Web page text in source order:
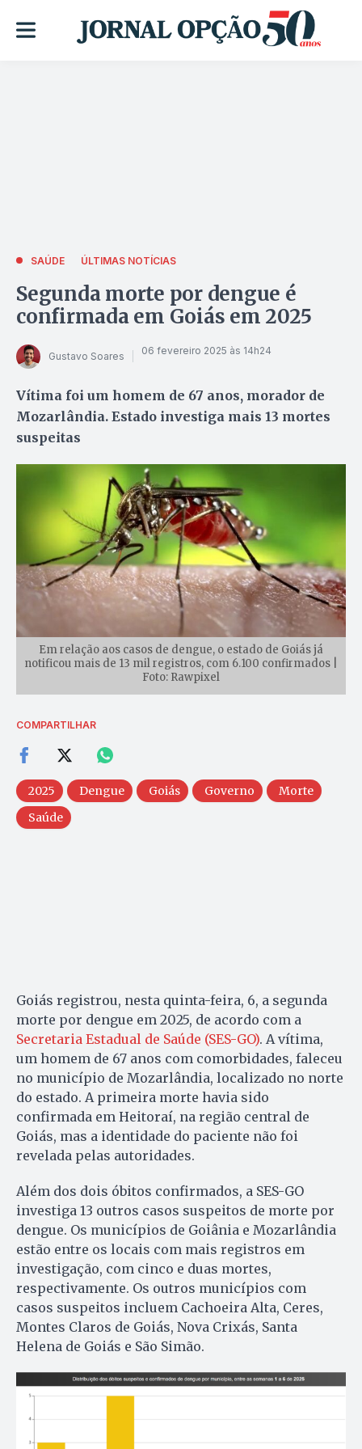
SAÚDE ÚLTIMAS NOTÍCIAS
Segunda morte por dengue é
confirmada em Goiás em 2025
Gustavo Soares 06 fevereiro 2025 às 14h24
Vítima foi um homem de 67 anos, morador de
Mozarlândia. Estado investiga mais 13 mortes
suspeitas
Em relação aos casos de dengue, o estado de Goiás já
notificou mais de 13 mil registros, com 6.100 confirmados |
Foto: Rawpixel
COMPARTILHAR
2025 Dengue Goiás Governo
Morte
Saúde
Goiás registrou, nesta quinta-feira, 6, a segunda
morte por dengue em 2025, de acordo com a
Secretaria Estadual de Saúde (SES-GO). A vítima,
um homem de 67 anos com comorbidades, faleceu
no município de Mozarlândia, localizado no norte
do estado. A primeira morte havia sido
confirmada em Heitoraí, na região central de
Goiás, mas a identidade do paciente não foi
revelada pelas autoridades.
Além dos dois óbitos confirmados, a SES-GO
investiga 13 outros casos suspeitos de morte por
dengue. Os municípios de Goiânia e Mozarlândia
estão entre os locais com mais registros em
investigação, com cinco e duas mortes,
respectivamente. Os outros municípios com
casos suspeitos incluem Cachoeira Alta, Ceres,
Montes Claros de Goiás, Nova Crixás, Santa
Helena de Goiás e São Simão.